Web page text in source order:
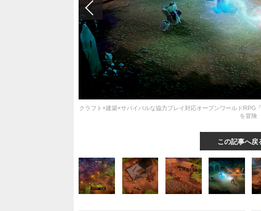
クラフト×建築×サバイバルな協力プレイ対応オープンワールド
を冒険
この記事へ戻